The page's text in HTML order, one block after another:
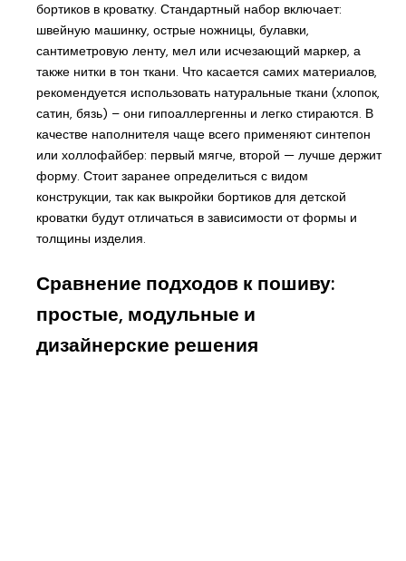
бортиков в кроватку. Стандартный набор включает:
швейную машинку, острые ножницы, булавки,
сантиметровую ленту, мел или исчезающий маркер, а
также нитки в тон ткани. Что касается самих материалов,
рекомендуется использовать натуральные ткани (хлопок,
сатин, бязь) – они гипоаллергенны и легко стираются. В
качестве наполнителя чаще всего применяют синтепон
или холлофайбер: первый мягче, второй — лучше держит
форму. Стоит заранее определиться с видом
конструкции, так как выкройки бортиков для детской
кроватки будут отличаться в зависимости от формы и
толщины изделия.
Сравнение подходов к пошиву:
простые, модульные и
дизайнерские решения